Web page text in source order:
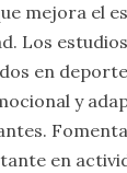
mejora el
Los
en
y
en